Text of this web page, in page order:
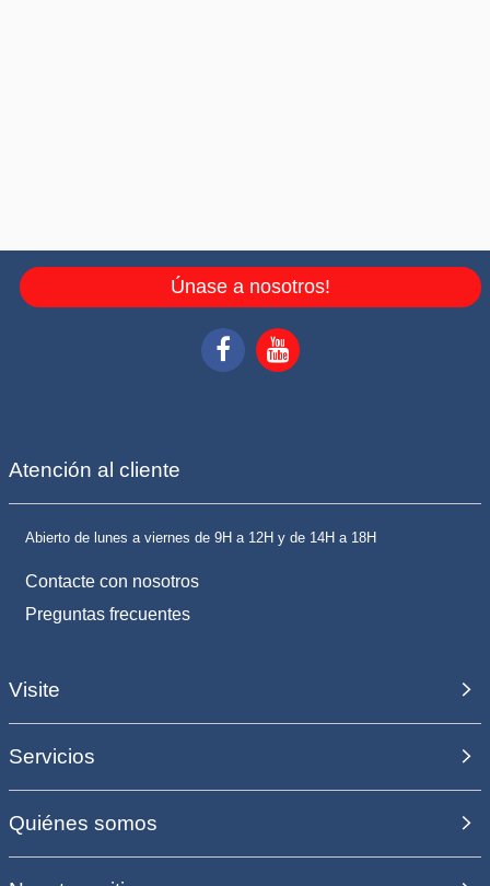
Únase a nosotros!
Atención al cliente
Abierto de lunes a viernes de 9H a 12H y de 14H a 18H
Contacte con nosotros
Preguntas frecuentes
Visite
Servicios
Quiénes somos